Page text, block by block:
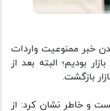
خبر ممنوعیت واردات
بازار بودیم؛ البته بعد از
بازگشت.
و خاطر نشان کرد: از